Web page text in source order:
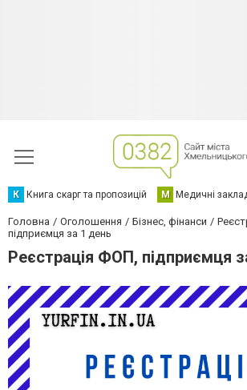
К Книга скарг та пропозицій М Медичні
Головна Оголошення Бізнес, фінанси
підприємця за 1 день
Реєстрація ФОП, підприємця